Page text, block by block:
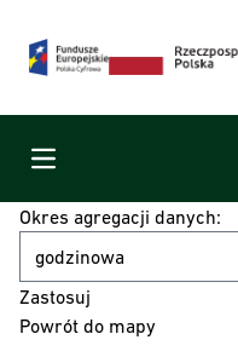
Menu
Okres agregacji danych:
Powrót do mapy